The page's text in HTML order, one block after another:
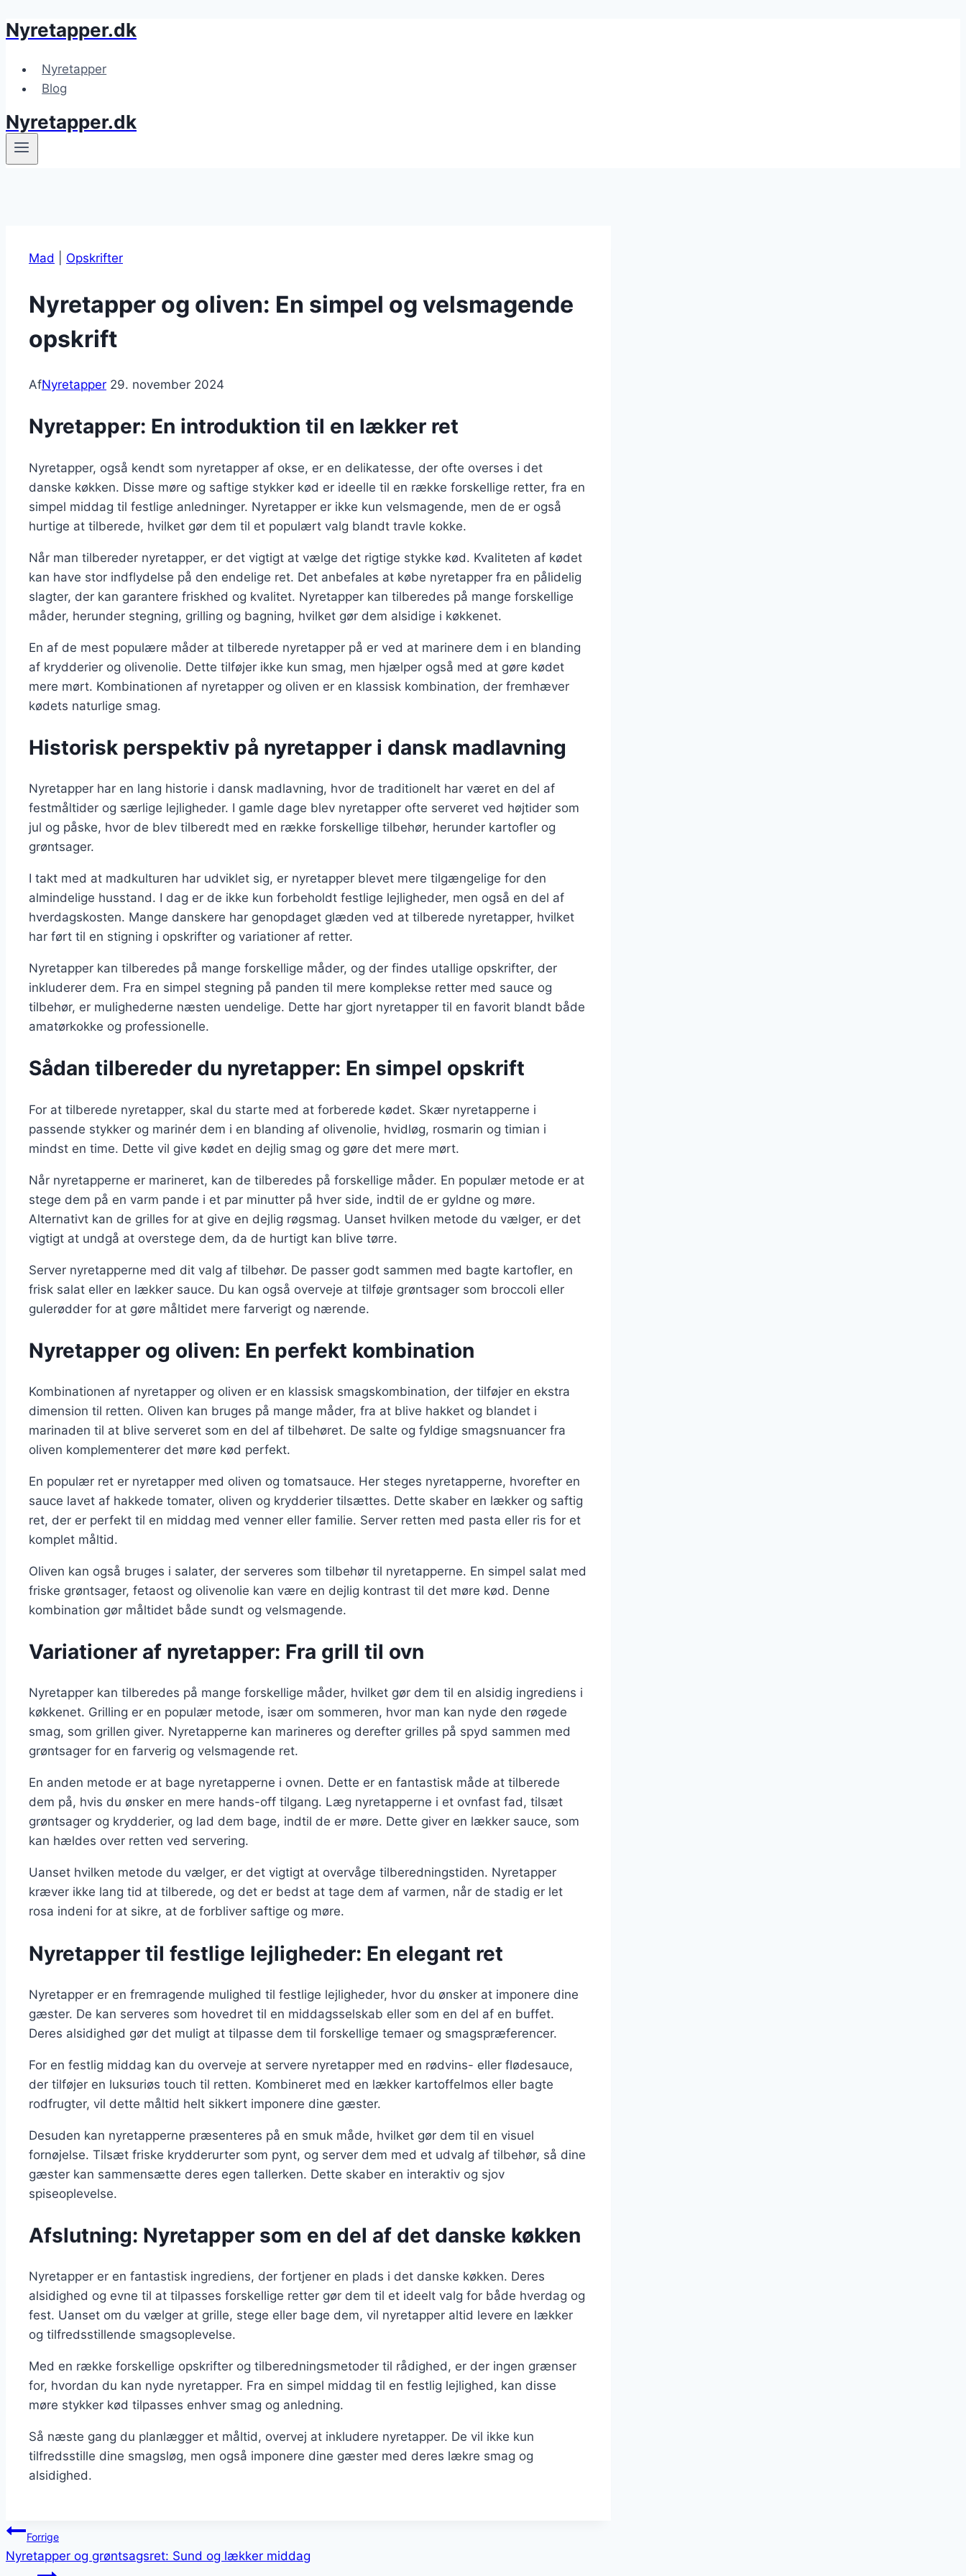
Fortsæt
indhold
Nyretapper.dk
Nyretapper
Blog
Nyretapper.dk
Mad Opskrifter
Nyretapper og oliven: En simpel og velsmagende
opskrift
AfNyretapper 29. november 2024
Nyretapper: En introduktion til en lækker ret
Nyretapper, også kendt som nyretapper af okse, er en delikatesse, der ofte overses i det
danske køkken. Disse møre og saftige stykker kød er ideelle til en række forskellige retter, fra en
simpel middag til festlige anledninger. Nyretapper er ikke kun velsmagende, men de er også
hurtige at tilberede, hvilket gør dem til et populært valg blandt travle kokke.
Når man tilbereder nyretapper, er det vigtigt at vælge det rigtige stykke kød. Kvaliteten af kødet
kan have stor indflydelse på den endelige ret. Det anbefales at købe nyretapper fra en pålidelig
slagter, der kan garantere friskhed og kvalitet. Nyretapper kan tilberedes på mange forskellige
måder, herunder stegning, grilling og bagning, hvilket gør dem alsidige i køkkenet.
En af de mest populære måder at tilberede nyretapper på er ved at marinere dem i en blanding
af krydderier og olivenolie. Dette tilføjer ikke kun smag, men hjælper også med at gøre kødet
mere mørt. Kombinationen af nyretapper og oliven er en klassisk kombination, der fremhæver
kødets naturlige smag.
Historisk perspektiv på nyretapper i dansk madlavning
Nyretapper har en lang historie i dansk madlavning, hvor de traditionelt har været en del af
festmåltider og særlige lejligheder. I gamle dage blev nyretapper ofte serveret ved højtider som
jul og påske, hvor de blev tilberedt med en række forskellige tilbehør, herunder kartofler og
grøntsager.
I takt med at madkulturen har udviklet sig, er nyretapper blevet mere tilgængelige for den
almindelige husstand. I dag er de ikke kun forbeholdt festlige lejligheder, men også en del af
hverdagskosten. Mange danskere har genopdaget glæden ved at tilberede nyretapper, hvilket
har ført til en stigning i opskrifter og variationer af retter.
Nyretapper kan tilberedes på mange forskellige måder, og der findes utallige opskrifter, der
inkluderer dem. Fra en simpel stegning på panden til mere komplekse retter med sauce og
tilbehør, er mulighederne næsten uendelige. Dette har gjort nyretapper til en favorit blandt både
amatørkokke og professionelle.
Sådan tilbereder du nyretapper: En simpel opskrift
For at tilberede nyretapper, skal du starte med at forberede kødet. Skær nyretapperne i
passende stykker og marinér dem i en blanding af olivenolie, hvidløg, rosmarin og timian i
mindst en time. Dette vil give kødet en dejlig smag og gøre det mere mørt.
Når nyretapperne er marineret, kan de tilberedes på forskellige måder. En populær metode er at
stege dem på en varm pande i et par minutter på hver side, indtil de er gyldne og møre.
Alternativt kan de grilles for at give en dejlig røgsmag. Uanset hvilken metode du vælger, er det
vigtigt at undgå at overstege dem, da de hurtigt kan blive tørre.
Server nyretapperne med dit valg af tilbehør. De passer godt sammen med bagte kartofler, en
frisk salat eller en lækker sauce. Du kan også overveje at tilføje grøntsager som broccoli eller
gulerødder for at gøre måltidet mere farverigt og nærende.
Nyretapper og oliven: En perfekt kombination
Kombinationen af nyretapper og oliven er en klassisk smagskombination, der tilføjer en ekstra
dimension til retten. Oliven kan bruges på mange måder, fra at blive hakket og blandet i
marinaden til at blive serveret som en del af tilbehøret. De salte og fyldige smagsnuancer fra
oliven komplementerer det møre kød perfekt.
En populær ret er nyretapper med oliven og tomatsauce. Her steges nyretapperne, hvorefter en
sauce lavet af hakkede tomater, oliven og krydderier tilsættes. Dette skaber en lækker og saftig
ret, der er perfekt til en middag med venner eller familie. Server retten med pasta eller ris for et
komplet måltid.
Oliven kan også bruges i salater, der serveres som tilbehør til nyretapperne. En simpel salat med
friske grøntsager, fetaost og olivenolie kan være en dejlig kontrast til det møre kød. Denne
kombination gør måltidet både sundt og velsmagende.
Variationer af nyretapper: Fra grill til ovn
Nyretapper kan tilberedes på mange forskellige måder, hvilket gør dem til en alsidig ingrediens i
køkkenet. Grilling er en populær metode, især om sommeren, hvor man kan nyde den røgede
smag, som grillen giver. Nyretapperne kan marineres og derefter grilles på spyd sammen med
grøntsager for en farverig og velsmagende ret.
En anden metode er at bage nyretapperne i ovnen. Dette er en fantastisk måde at tilberede
dem på, hvis du ønsker en mere hands-off tilgang. Læg nyretapperne i et ovnfast fad, tilsæt
grøntsager og krydderier, og lad dem bage, indtil de er møre. Dette giver en lækker sauce, som
kan hældes over retten ved servering.
Uanset hvilken metode du vælger, er det vigtigt at overvåge tilberedningstiden. Nyretapper
kræver ikke lang tid at tilberede, og det er bedst at tage dem af varmen, når de stadig er let
rosa indeni for at sikre, at de forbliver saftige og møre.
Nyretapper til festlige lejligheder: En elegant ret
Nyretapper er en fremragende mulighed til festlige lejligheder, hvor du ønsker at imponere dine
gæster. De kan serveres som hovedret til en middagsselskab eller som en del af en buffet.
Deres alsidighed gør det muligt at tilpasse dem til forskellige temaer og smagspræferencer.
For en festlig middag kan du overveje at servere nyretapper med en rødvins- eller flødesauce,
der tilføjer en luksuriøs touch til retten. Kombineret med en lækker kartoffelmos eller bagte
rodfrugter, vil dette måltid helt sikkert imponere dine gæster.
Desuden kan nyretapperne præsenteres på en smuk måde, hvilket gør dem til en visuel
fornøjelse. Tilsæt friske krydderurter som pynt, og server dem med et udvalg af tilbehør, så dine
gæster kan sammensætte deres egen tallerken. Dette skaber en interaktiv og sjov
spiseoplevelse.
Afslutning: Nyretapper som en del af det danske køkken
Nyretapper er en fantastisk ingrediens, der fortjener en plads i det danske køkken. Deres
alsidighed og evne til at tilpasses forskellige retter gør dem til et ideelt valg for både hverdag og
fest. Uanset om du vælger at grille, stege eller bage dem, vil nyretapper altid levere en lækker
og tilfredsstillende smagsoplevelse.
Med en række forskellige opskrifter og tilberedningsmetoder til rådighed, er der ingen grænser
for, hvordan du kan nyde nyretapper. Fra en simpel middag til en festlig lejlighed, kan disse
møre stykker kød tilpasses enhver smag og anledning.
Så næste gang du planlægger et måltid, overvej at inkludere nyretapper. De vil ikke kun
tilfredsstille dine smagsløg, men også imponere dine gæster med deres lækre smag og
alsidighed.
Indlægsnavigation
Forrige
Nyretapper og grøntsagsret: Sund og lækker middag